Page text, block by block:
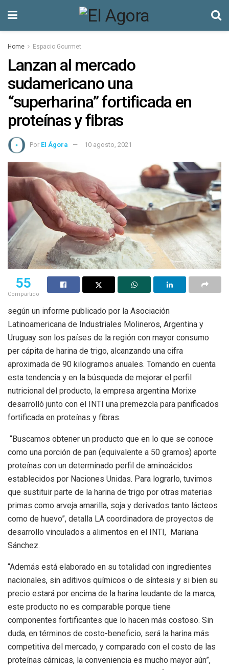
Home Espacio Gourmet
Lanzan al mercado
sudamericano una
“superharina” fortificada en
proteínas y fibras
Por El Ágora 10 agosto, 2021
55
Compartido
según un informe publicado por la Asociación
Latinoamericana de Industriales Molineros, Argentina y
Uruguay son los países de la región con mayor consumo
per cápita de harina de trigo, alcanzando una cifra
aproximada de 90 kilogramos anuales. Tomando en cuenta
esta tendencia y en la búsqueda de mejorar el perfil
nutricional del producto, la empresa argentina Morixe
desarrolló junto con el INTI una premezcla para panificados
fortificada en proteínas y fibras.
“Buscamos obtener un producto que en lo que se conoce
como una porción de pan (equivalente a 50 gramos) aporte
proteínas con un determinado perfil de aminoácidos
establecidos por Naciones Unidas. Para lograrlo, tuvimos
que sustituir parte de la harina de trigo por otras materias
primas como arveja amarilla, soja y derivados tanto lácteos
como de huevo”, detalla LA coordinadora de proyectos de
desarrollo vinculados a alimentos en el INTI, Mariana
Sánchez.
“Además está elaborado en su totalidad con ingredientes
nacionales, sin aditivos químicos o de síntesis y si bien su
precio estará por encima de la harina leudante de la marca,
este producto no es comparable porque tiene
componentes fortificantes que lo hacen más costoso. Sin
duda, en términos de costo-beneficio, será la harina más
competitiva del mercado, y comparado con el costo de las
proteínas cárnicas, la conveniencia es mucho mayor aún”,